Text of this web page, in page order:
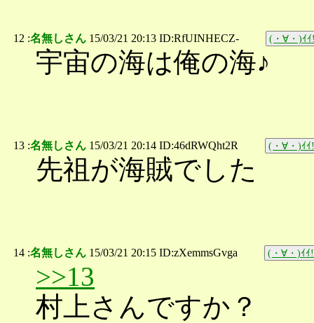
12 :名無しさん 15/03/21 20:13 ID:RfUINHECZ- (・∀・)ｲ
宇宙の海は俺の海♪
13 :名無しさん 15/03/21 20:14 ID:46dRWQht2R (・∀・)ｲ
先祖が海賊でした
14 :名無しさん 15/03/21 20:15 ID:zXemmsGvga (・∀・)ｲｲ
>>13
村上さんですか？